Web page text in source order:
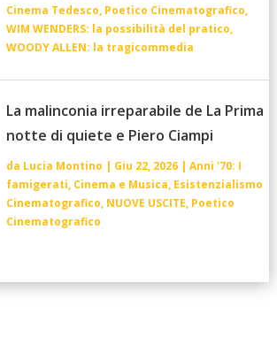
Cinema Tedesco, Poetico Cinematografico,
WIM WENDERS: la possibilità del pratico,
WOODY ALLEN: la tragicommedia
La malinconia irreparabile de La Prima
notte di quiete e Piero Ciampi
da Lucia Montino | Giu 22, 2026| Anni '70: I
famigerati, Cinema e Musica, Esistenzialismo
Cinematografico, NUOVE USCITE, Poetico
Cinematografico